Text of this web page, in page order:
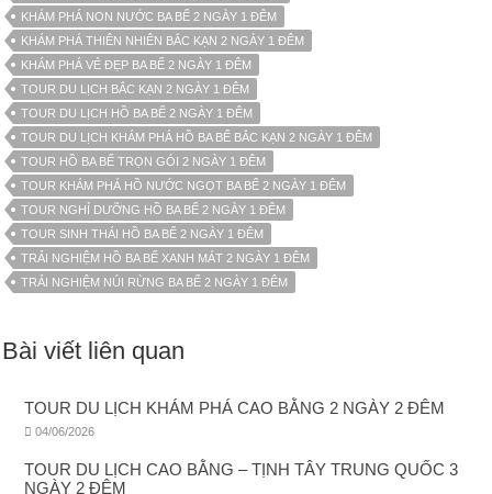
KHÁM PHÁ NON NƯỚC BA BỂ 2 NGÀY 1 ĐÊM
KHÁM PHÁ THIÊN NHIÊN BẮC KẠN 2 NGÀY 1 ĐÊM
KHÁM PHÁ VẺ ĐẸP BA BỂ 2 NGÀY 1 ĐÊM
TOUR DU LỊCH BẮC KẠN 2 NGÀY 1 ĐÊM
TOUR DU LỊCH HỒ BA BỂ 2 NGÀY 1 ĐÊM
TOUR DU LỊCH KHÁM PHÁ HỒ BA BỂ BẮC KẠN 2 NGÀY 1 ĐÊM
TOUR HỒ BA BỂ TRỌN GÓI 2 NGÀY 1 ĐÊM
TOUR KHÁM PHÁ HỒ NƯỚC NGỌT BA BỂ 2 NGÀY 1 ĐÊM
TOUR NGHỈ DƯỠNG HỒ BA BỂ 2 NGÀY 1 ĐÊM
TOUR SINH THÁI HỒ BA BỂ 2 NGÀY 1 ĐÊM
TRẢI NGHIỆM HỒ BA BỂ XANH MÁT 2 NGÀY 1 ĐÊM
TRẢI NGHIỆM NÚI RỪNG BA BỂ 2 NGÀY 1 ĐÊM
Bài viết liên quan
TOUR DU LỊCH KHÁM PHÁ CAO BẰNG 2 NGÀY 2 ĐÊM
04/06/2026
TOUR DU LỊCH CAO BẰNG – TỊNH TÂY TRUNG QUỐC 3
NGÀY 2 ĐÊM